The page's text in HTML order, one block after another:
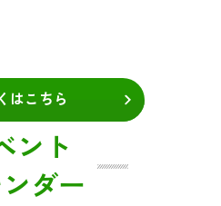
はこちら
ント
ダー